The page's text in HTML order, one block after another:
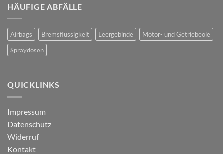
HÄUFIGE ABFÄLLE
Airbags Bremsflüssigkeit Leergebinde
Motor- und Getriebeöle
Spraydosen
QUICKLINKS
Impressum
Datenschutz
Widerruf
Kontakt